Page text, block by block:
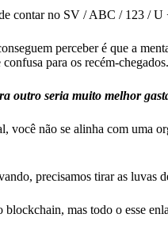
contar no SV / ABC / 123 / U
perceber é que a
para os recém-
outro seria muito melhor
você não se alinha com uma
precisamos tirar as luvas
mas todo o esse